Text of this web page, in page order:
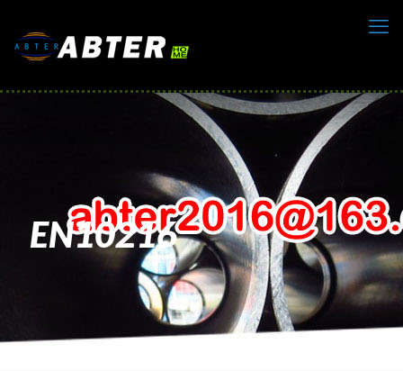
EN10216